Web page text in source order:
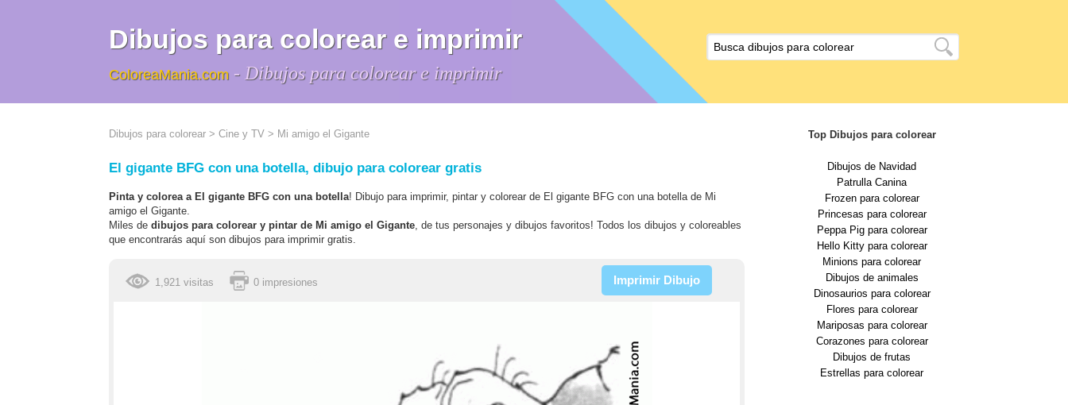
Dibujos para colorear e imprimir
ColoreaMania.com - Dibujos para colorear e imprimir
Dibujos para colorear > Cine y TV > Mi amigo el Gigante
El gigante BFG con una botella, dibujo para colorear gratis
Pinta y colorea a El gigante BFG con una botella! Dibujo para imprimir, pintar y colorear de El gigante BFG con una botella de Mi
amigo el Gigante.
Miles de dibujos para colorear y pintar de Mi amigo el Gigante, de tus personajes y dibujos favoritos! Todos los dibujos y coloreables
que encontrarás aquí son dibujos para imprimir gratis.
1,921 visitas 0 impresiones Imprimir Dibujo
Top Dibujos para colorear
Dibujos de Navidad
Patrulla Canina
Frozen para colorear
Princesas para colorear
Peppa Pig para colorear
Hello Kitty para colorear
Minions para colorear
Dibujos de animales
Dinosaurios para colorear
Flores para colorear
Mariposas para colorear
Corazones para colorear
Dibujos de frutas
Estrellas para colorear